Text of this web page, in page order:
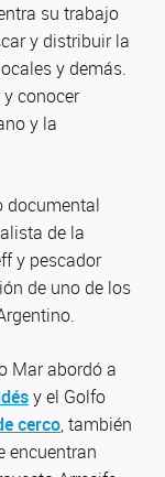
su trabajo
y distribuir la
y demás.
conocer
y la
documental
de la
y pescador
de uno de los
Mar abordó a
y el Golfo
cerco, también
encuentran